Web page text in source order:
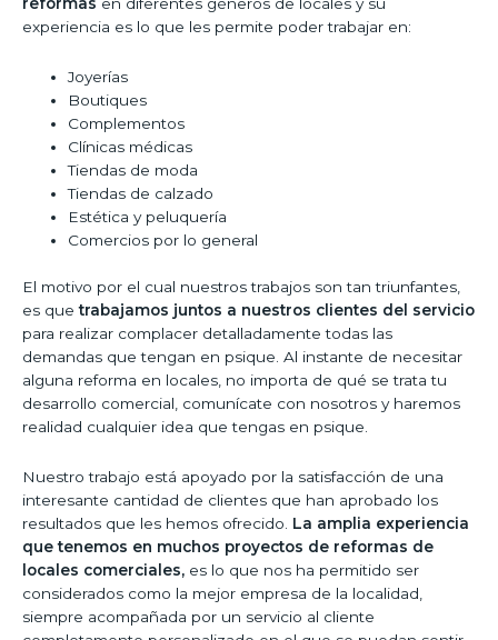
reformas en diferentes géneros de locales y su
experiencia es lo que les permite poder trabajar en:
Joyerías
Boutiques
Complementos
Clínicas médicas
Tiendas de moda
Tiendas de calzado
Estética y peluquería
Comercios por lo general
El motivo por el cual nuestros trabajos son tan triunfantes,
es quetrabajamos juntos a nuestros clientes del servicio
para realizar complacer detalladamente todas las
demandas que tengan en psique. Al instante de necesitar
alguna reforma en locales, no importa de qué se trata tu
desarrollo comercial, comunícate con nosotros y haremos
realidad cualquier idea que tengas en psique.
Nuestro trabajo está apoyado por la satisfacción de una
interesante cantidad de clientes que han aprobado los
resultados que les hemos ofrecido. La amplia experiencia
que tenemos en muchos proyectos de reformas de
locales comerciales, es lo que nos ha permitido ser
considerados como la mejor empresa de la localidad,
siempre acompañada por un servicio al cliente